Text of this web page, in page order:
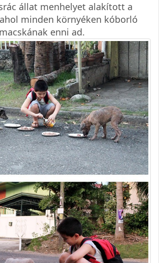
állat menhelyet alakított a
minden környéken kóborló
enni ad.